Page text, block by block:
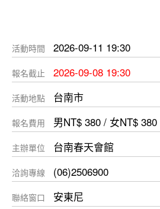
活動時間 2026-09-11 19:30
報名截止 2026-09-08 19:30
活動地點 台南市
報名費用 男NT$ 380 / 女NT$
主辦單位 台南春天會館
洽詢專線 (06)2506900
聯絡窗口 安東尼